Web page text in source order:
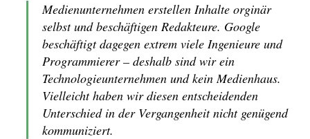
Medienunternehmen erstellen Inhalte orginär
selbst und beschäftigen Redakteure. Google
beschäftigt dagegen extrem viele Ingenieure und
Programmierer – deshalb sind wir ein
Technologieunternehmen und kein Medienhaus.
Vielleicht haben wir diesen entscheidenden
Unterschied in der Vergangenheit nicht genügend
kommuniziert.